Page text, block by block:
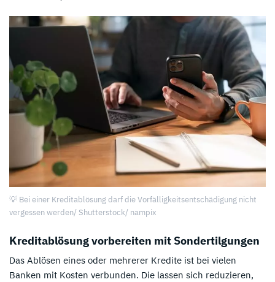
💡 Bei einer Kreditablösung darf die Vorfälligkeitsentschädigung nicht
vergessen werden/ Shutterstock/ nampix
Kreditablösung vorbereiten mit Sondertilgungen
Das Ablösen eines oder mehrerer Kredite ist bei vielen
Banken mit Kosten verbunden. Die lassen sich reduzieren,